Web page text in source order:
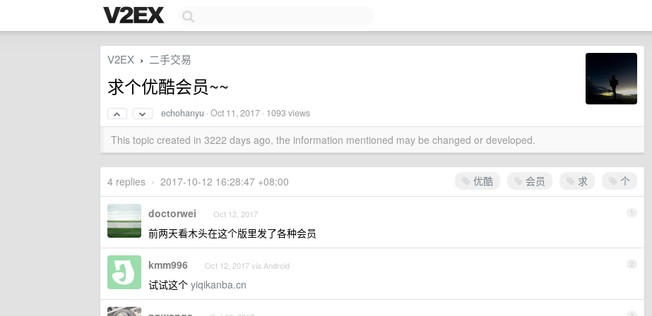
V2EX › 二手交易
求个优酷会员~~
echohanyu ·Oct 11, 2017 · 1093 views
This topic created in 3222 days ago, the information mentioned may be changed or developed.
优酷 会员 求 个
4 replies • 2017-10-12 16:28:47 +08:00
1
doctorwei Oct 12, 2017
前两天看木头在这个版里发了各种会员
2
kmm996 Oct 12, 2017 via Android
试试这个 yiqikanba.cn